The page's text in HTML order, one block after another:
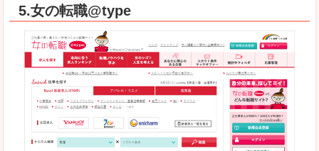
良いところ
求人が毎時更新されます！（他社求人サイトは週
希望職種の平均時給が瞬時にわかります。アルバ
求人数が多すぎて、逆に絞り込みに悩んだり、迷
雇用形態にもよりますが、給与額に幅があります。
5.女の転職@type